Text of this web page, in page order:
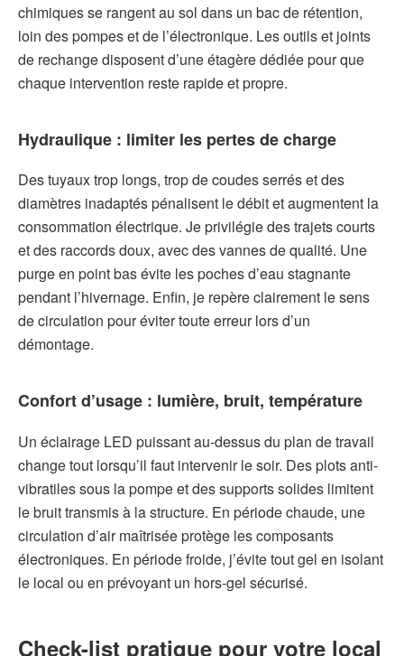
chimiques se rangent au sol dans un bac de rétention,
loin des pompes et de l’électronique. Les outils et joints
de rechange disposent d’une étagère dédiée pour que
chaque intervention reste rapide et propre.
Hydraulique : limiter les pertes de charge
Des tuyaux trop longs, trop de coudes serrés et des
diamètres inadaptés pénalisent le débit et augmentent la
consommation électrique. Je privilégie des trajets courts
et des raccords doux, avec des vannes de qualité. Une
purge en point bas évite les poches d’eau stagnante
pendant l’hivernage. Enfin, je repère clairement le sens
de circulation pour éviter toute erreur lors d’un
démontage.
Confort d’usage : lumière, bruit, température
Un éclairage LED puissant au-dessus du plan de travail
change tout lorsqu’il faut intervenir le soir. Des plots anti-
vibratiles sous la pompe et des supports solides limitent
le bruit transmis à la structure. En période chaude, une
circulation d’air maîtrisée protège les composants
électroniques. En période froide, j’évite tout gel en isolant
le local ou en prévoyant un hors-gel sécurisé.
Check-list pratique pour votre local